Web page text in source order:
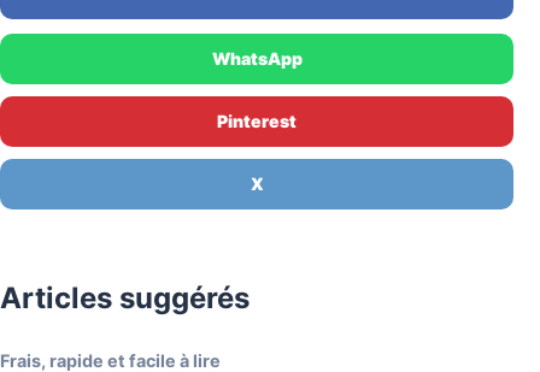
WhatsApp
Pinterest
X
Articles suggérés
Frais, rapide et facile à lire